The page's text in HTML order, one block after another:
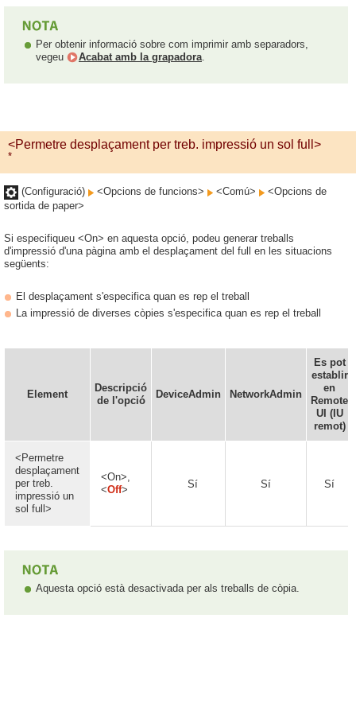
Per obtenir informació sobre com imprimir amb separadors,
vegeu
Acabat amb la grapadora.
<Permetre desplaçament per treb. impressió un sol full>
*
(Configuració) <Opcions de funcions> <Comú>
<Opcions de
sortida de paper>
Si especifiqueu <On> en aquesta opció, podeu generar treballs
d'impressió d'una pàgina amb el desplaçament del full en les situacions
següents:
El desplaçament s'especifica quan es rep el treball
La impressió de diverses còpies s'especifica quan es rep el treball
Element
Descripció
de l'opció
DeviceAdmin NetworkAdmin
Es pot
establir
en
Remote
UI (IU
remot)
<Permetre
desplaçament
per treb.
impressió un
sol full>
<On>,
<Off> Sí Sí Sí
Aquesta opció està desactivada per als treballs de còpia.